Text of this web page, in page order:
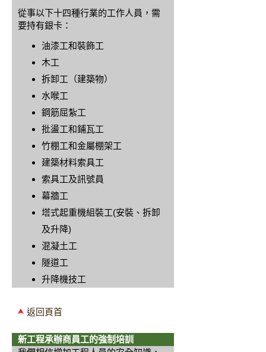
從事以下十四種行業的工作人員，需
要持有銀卡：
油漆工和裝飾工
木工
拆卸工（建築物）
水喉工
鋼筋屈紮工
批盪工和鋪瓦工
竹棚工和金屬棚架工
建築材料索具工
索具工及訊號員
幕牆工
塔式起重機組裝工(安裝、拆卸
及升降)
混凝土工
隧道工
升降機技工
返回頁首
新工程承辦商員工的強制培訓